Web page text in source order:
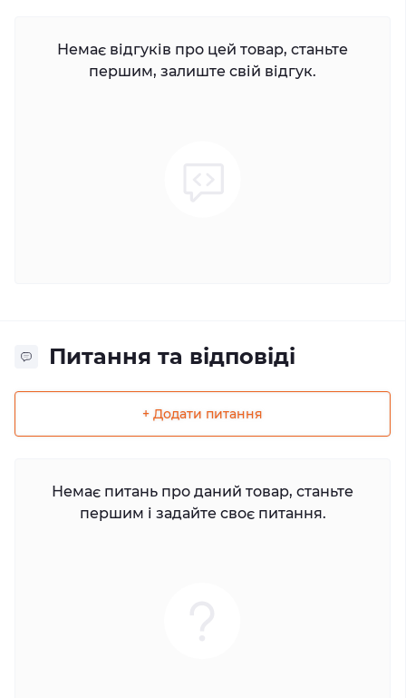
Немає відгуків про цей товар, станьте
першим, залиште свій відгук.
Питання та відповіді
+ Додати питання
Немає питань про даний товар, станьте
першим і задайте своє питання.